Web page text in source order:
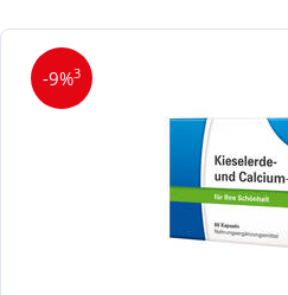
-9%3